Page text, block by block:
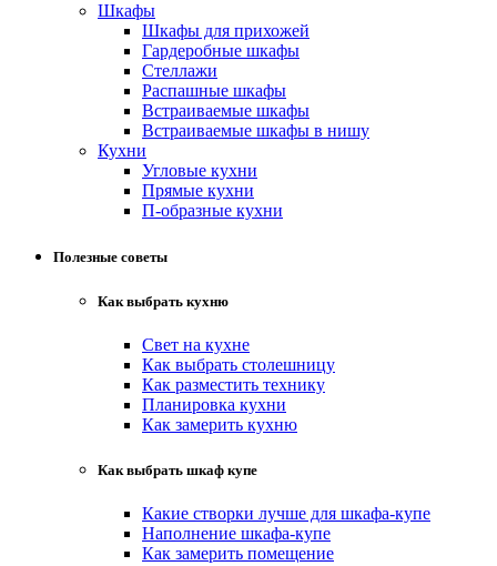
Шкафы
Шкафы для прихожей
Гардеробные шкафы
Стеллажи
Распашные шкафы
Встраиваемые шкафы
Встраиваемые шкафы в нишу
Кухни
Угловые кухни
Прямые кухни
П-образные кухни
Полезные советы
Как выбрать кухню
Свет на кухне
Как выбрать столешницу
Как разместить технику
Планировка кухни
Как замерить кухню
Как выбрать шкаф купе
Какие створки лучше для шкафа-купе
Наполнение шкафа-купе
Как замерить помещение